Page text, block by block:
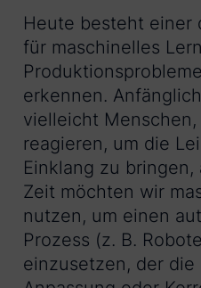
Heute besteht einer
für maschinelles
erkennen.
vielleicht
reagieren, um die
Einklang zu
Zeit möchten wir
nutzen, um einen
Prozess (z. B.
einzusetzen, der